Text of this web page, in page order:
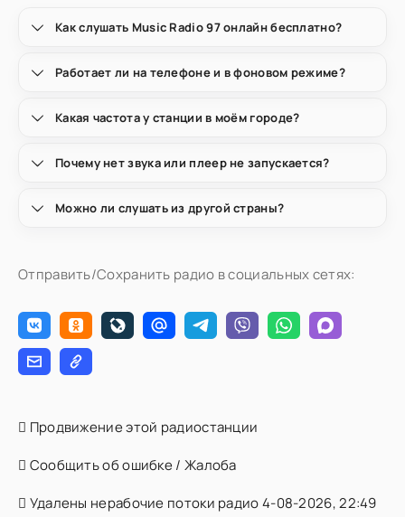
Как слушать Music Radio 97 онлайн бесплатно?
Работает ли на телефоне и в фоновом режиме?
Какая частота у станции в моём городе?
Почему нет звука или плеер не запускается?
Можно ли слушать из другой страны?
Отправить/Сохранить радио в социальных сетях:
Продвижение этой радиостанции
Сообщить об ошибке / Жалоба
Удалены нерабочие потоки радио 4-08-2026, 22:49